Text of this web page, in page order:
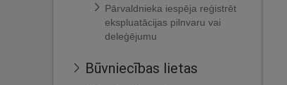
Pārvaldnieka iespēja reģistrēt
ekspluatācijas pilnvaru vai
deleģējumu
Būvniecības lietas